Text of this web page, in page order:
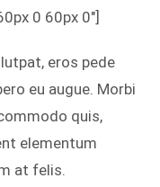
0 60px 0″]
eros pede
eu augue. Morbi
quis,
elementum
at felis.